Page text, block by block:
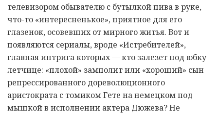
телевизором обывателю с бутылкой пива в руке,
что-то «интересненькое», приятное для его
глазенок, осовевших от мирного житья. Вот и
появляются сериалы, вроде «Истребителей»,
главная интрига которых — кто залезет под юбку
летчице: «плохой» замполит или «хороший» сын
репрессированного дореволюционного
аристократа с томиком Гете на немецком под
мышкой в исполнении актера Дюжева? Не